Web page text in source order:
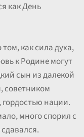
как День
как сила духа,
к Родине могут
сын из далекой
советником
нации.
много спорил с